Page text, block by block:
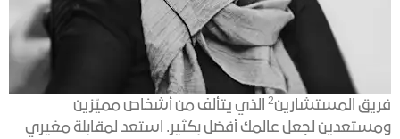
فريق المستشارين2 الذي يتألف من أشخاص مميّزين
ومستعدين لجعل عالمك أفضل بكثير. استعد لمقابلة مغيري